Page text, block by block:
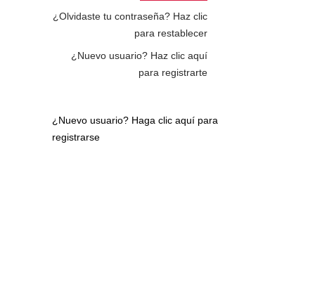
¿Olvidaste tu contraseña? Haz clic
para restablecer
¿Nuevo usuario? Haz clic aquí
para registrarte
¿Nuevo usuario? Haga clic aquí para
registrarse